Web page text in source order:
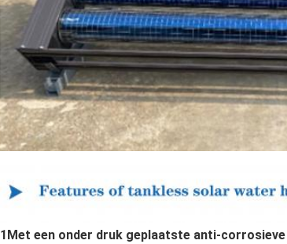
1Met een onder druk geplaatste anti-